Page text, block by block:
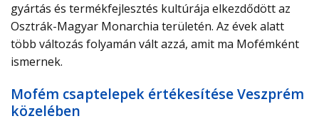
gyártás és termékfejlesztés kultúrája elkezdődött az
Osztrák-Magyar Monarchia területén. Az évek alatt
több változás folyamán vált azzá, amit ma Mofémként
ismernek.
Mofém csaptelepek értékesítése Veszprém
közelében